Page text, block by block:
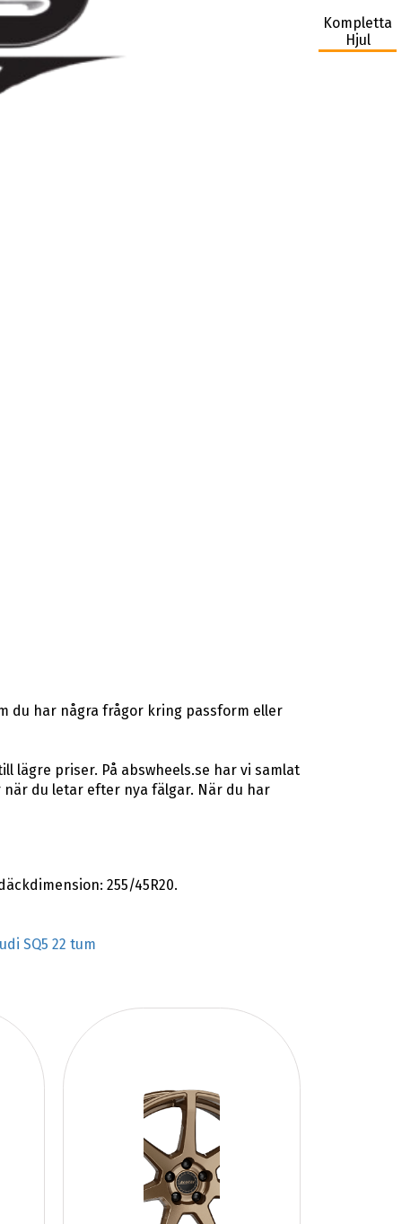
Kompletta
Hjul
du har några frågor kring passform eller
priser. På abswheels.se har vi samlat
du letar efter nya fälgar. När du har
255/45R20.
SQ5 22 tum